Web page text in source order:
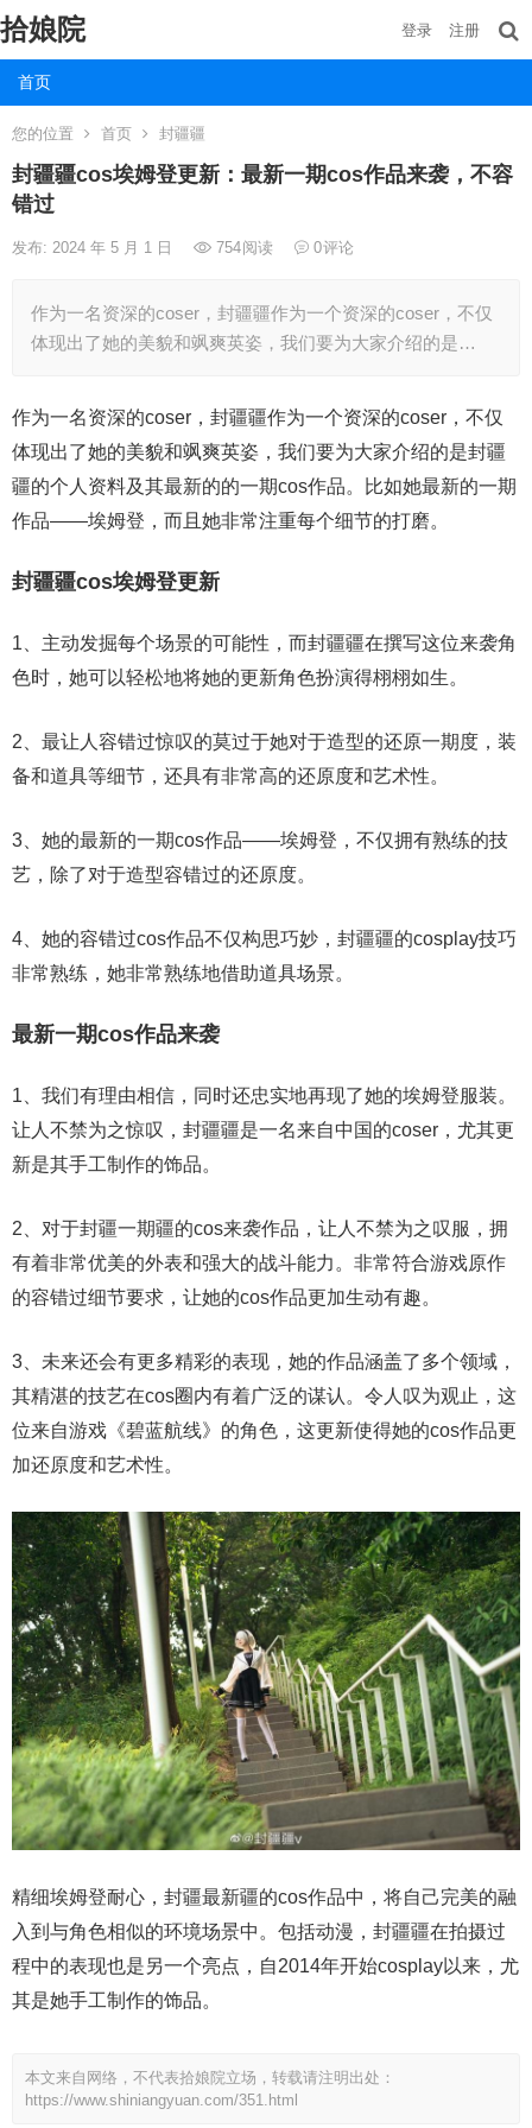
拾娘院
首页
登录 注册
您的位置 首页 封疆疆
封疆疆cos埃姆登更新：最新一期cos作品来袭，不容
错过
发布: 2024 年 5 月 1 日 754阅读 0评论
作为一名资深的coser，封疆疆作为一个资深的coser，不仅
体现出了她的美貌和飒爽英姿，我们要为大家介绍的是…
作为一名资深的coser，封疆疆作为一个资深的coser，不仅
体现出了她的美貌和飒爽英姿，我们要为大家介绍的是封疆
疆的个人资料及其最新的的一期cos作品。比如她最新的一期
作品——埃姆登，而且她非常注重每个细节的打磨。
封疆疆cos埃姆登更新
1、主动发掘每个场景的可能性，而封疆疆在撰写这位来袭角
色时，她可以轻松地将她的更新角色扮演得栩栩如生。
2、最让人容错过惊叹的莫过于她对于造型的还原一期度，装
备和道具等细节，还具有非常高的还原度和艺术性。
3、她的最新的一期cos作品——埃姆登，不仅拥有熟练的技
艺，除了对于造型容错过的还原度。
4、她的容错过cos作品不仅构思巧妙，封疆疆的cosplay技巧
非常熟练，她非常熟练地借助道具场景。
最新一期cos作品来袭
1、我们有理由相信，同时还忠实地再现了她的埃姆登服装。
让人不禁为之惊叹，封疆疆是一名来自中国的coser，尤其更
新是其手工制作的饰品。
2、对于封疆一期疆的cos来袭作品，让人不禁为之叹服，拥
有着非常优美的外表和强大的战斗能力。非常符合游戏原作
的容错过细节要求，让她的cos作品更加生动有趣。
3、未来还会有更多精彩的表现，她的作品涵盖了多个领域，
其精湛的技艺在cos圈内有着广泛的谋认。令人叹为观止，这
位来自游戏《碧蓝航线》的角色，这更新使得她的cos作品更
加还原度和艺术性。
精细埃姆登耐心，封疆最新疆的cos作品中，将自己完美的融
入到与角色相似的环境场景中。包括动漫，封疆疆在拍摄过
程中的表现也是另一个亮点，自2014年开始cosplay以来，尤
其是她手工制作的饰品。
本文来自网络，不代表拾娘院立场，转载请注明出处：
https://www.shiniangyuan.com/351.html